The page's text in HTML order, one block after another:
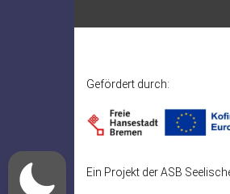
Gefördert durch:
Ein Projekt der ASB